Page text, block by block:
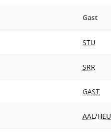
Gast
STU
SRR
GAST
AAL/HEU